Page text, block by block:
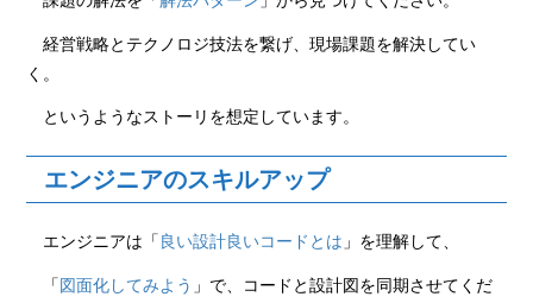
経営戦略とテクノロジ技法を繋げ、現場課題を解決してい
く。
というようなストーリを想定しています。
エンジニアのスキルアップ
エンジニアは「 良い設計良いコードとは 」を理解して、
「図面化してみよう 」で、コードと設計図を同期させてくだ